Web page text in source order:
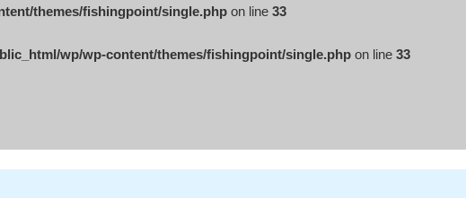
themes/fishingpoint/single.php on line 33
wp/wp-content/themes/fishingpoint/single.php on line 33